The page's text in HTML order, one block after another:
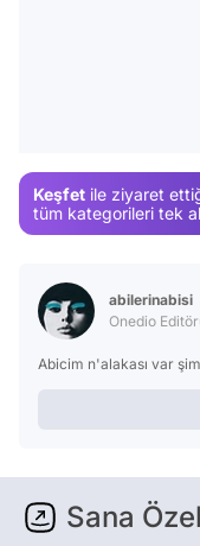
Keşfet ile ziyaret
tüm kategorileri tek
abilerinabisi
Onedio
Abicim n'alakası var
Sana